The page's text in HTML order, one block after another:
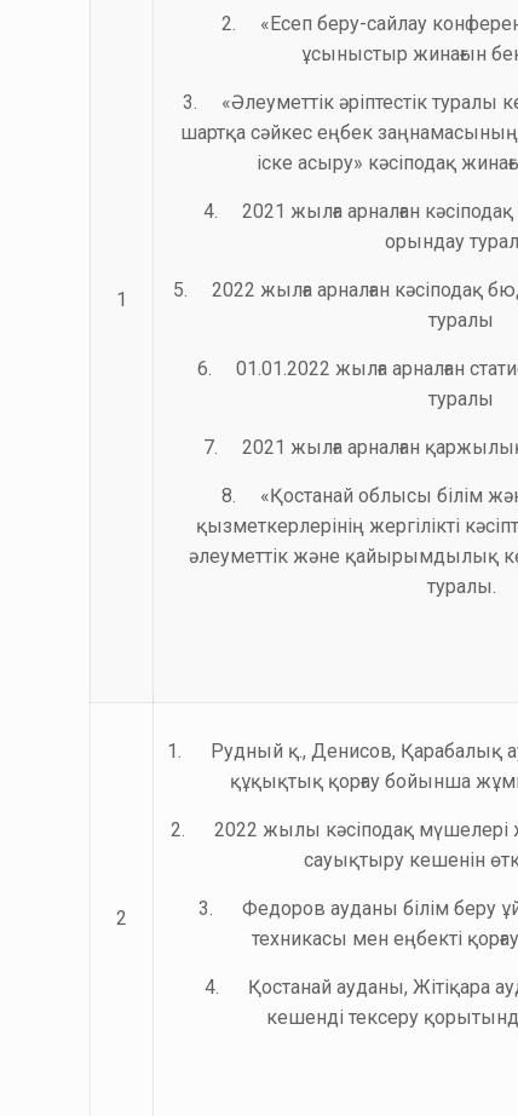
1
2. «Есеп беру-сайлау
ұсыныстыр жинағын
3. «Әлеуметтік әріптестік туралы
шартқа сәйкес еңбек
іске асыру» кәсіподақ
4. 2021 жылға арналған
орындау
5. 2022 жылға арналған кәсіподақ
туралы
6. 01.01.2022 жылға арналған
туралы
7. 2021 жылға арналған қаржылық
8. «Қостанай облысы білім
қызметкерлерінің жергілікті
әлеуметтік және қайырымдылық
туралы.
2
1. Рудный қ., Денисов, Қарабалық
құқықтық қорғау бойынша
2. 2022 жылы кәсіподақ мүшелері
сауықтыру кешенін
3. Федоров ауданы білім беру
техникасы мен еңбекті
4. Қостанай ауданы, Жітіқара
кешенді тексеру